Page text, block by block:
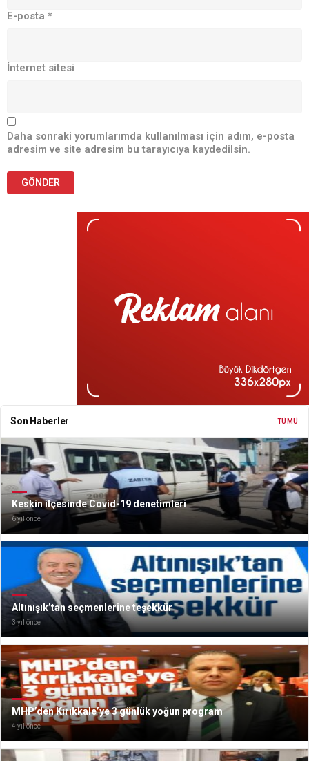
E-posta *
İnternet sitesi
Daha sonraki yorumlarımda kullanılması için adım, e-posta
adresim ve site adresim bu tarayıcıya kaydedilsin.
Son Haberler TÜMÜ
Keskin ilçesinde Covid-19 denetimleri
6 yıl önce
Altınışık’tan seçmenlerine teşekkür
3 yıl önce
MHP’den Kırıkkale’ye 3 günlük yoğun program
4 yıl önce